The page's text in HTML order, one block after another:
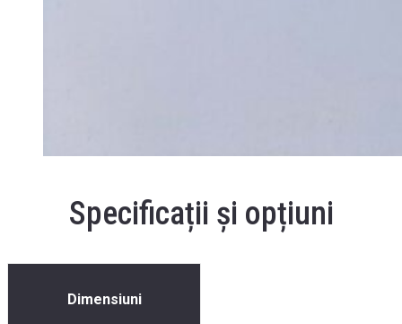
Specificații și opțiuni
Dimensiuni